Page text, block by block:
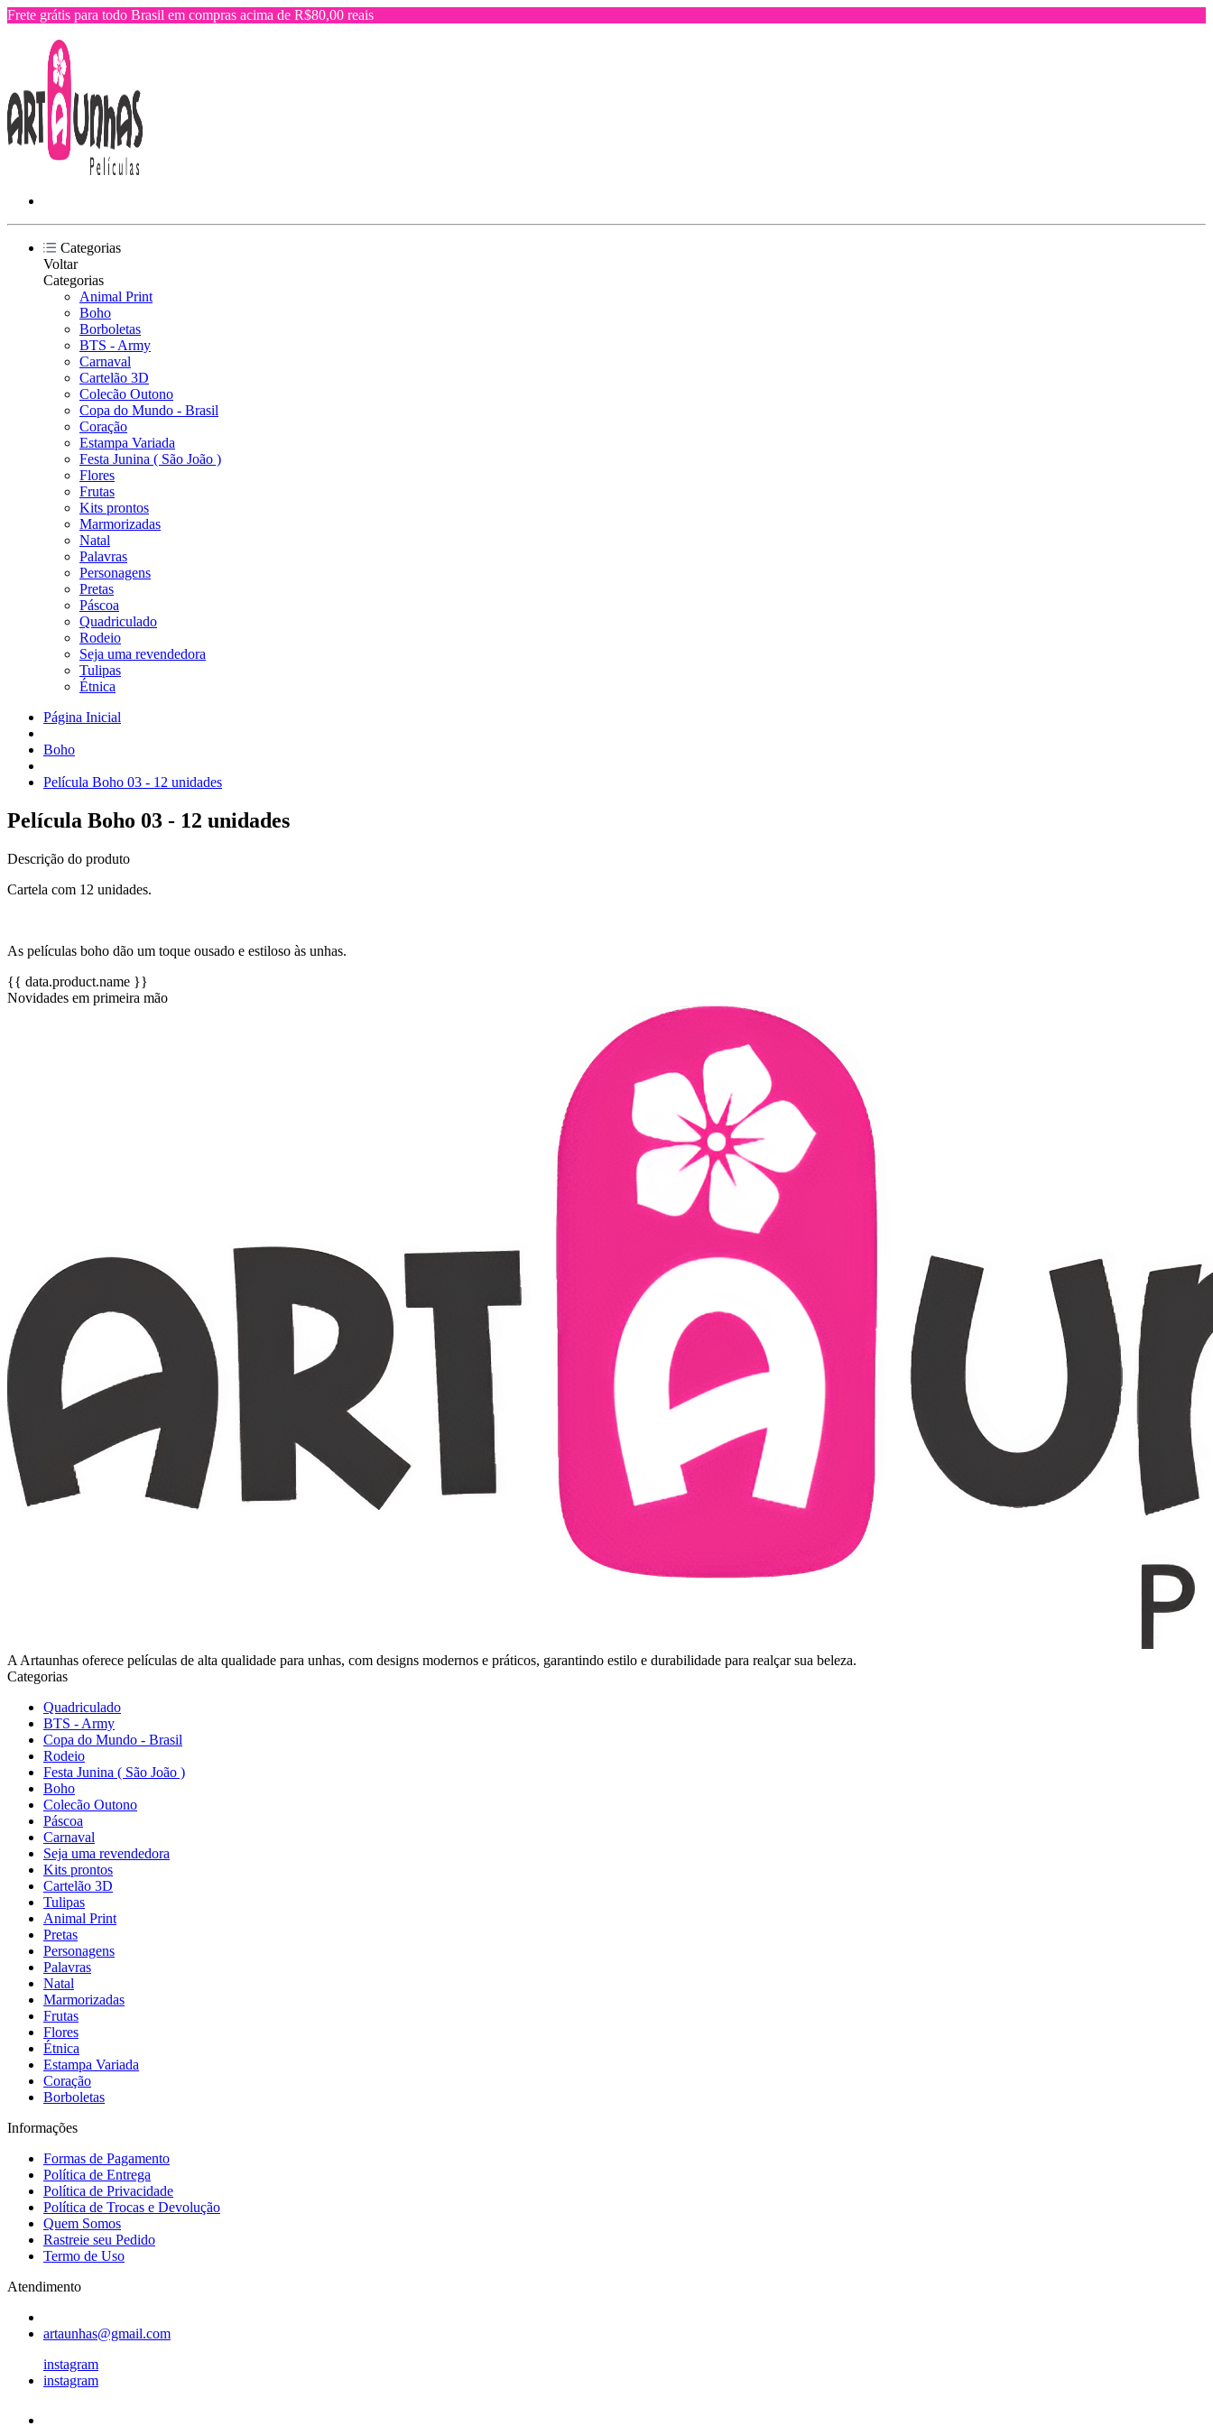
Frete grátis para todo Brasil em compras acima de R$80,00 reais
Categorias
Voltar
Categorias
Animal Print
Boho
Borboletas
BTS - Army
Carnaval
Cartelão 3D
Colecão Outono
Copa do Mundo - Brasil
Coração
Estampa Variada
Festa Junina ( São João )
Flores
Frutas
Kits prontos
Marmorizadas
Natal
Palavras
Personagens
Pretas
Páscoa
Quadriculado
Rodeio
Seja uma revendedora
Tulipas
Étnica
Página Inicial
Boho
Película Boho 03 - 12 unidades
Película Boho 03 - 12 unidades
Descrição do produto
Cartela com 12 unidades.
As películas boho dão um toque ousado e estiloso às unhas.
{{ data.product.name }}
Novidades em primeira mão
A Artaunhas oferece películas de alta qualidade para unhas, com designs modernos e práticos, garantindo estilo e durabilidade para realçar sua beleza.
Categorias
Quadriculado
BTS - Army
Copa do Mundo - Brasil
Rodeio
Festa Junina ( São João )
Boho
Colecão Outono
Páscoa
Carnaval
Seja uma revendedora
Kits prontos
Cartelão 3D
Tulipas
Animal Print
Pretas
Personagens
Palavras
Natal
Marmorizadas
Frutas
Flores
Étnica
Estampa Variada
Coração
Borboletas
Informações
Formas de Pagamento
Política de Entrega
Política de Privacidade
Política de Trocas e Devolução
Quem Somos
Rastreie seu Pedido
Termo de Uso
Atendimento
artaunhas@gmail.com
instagram
instagram